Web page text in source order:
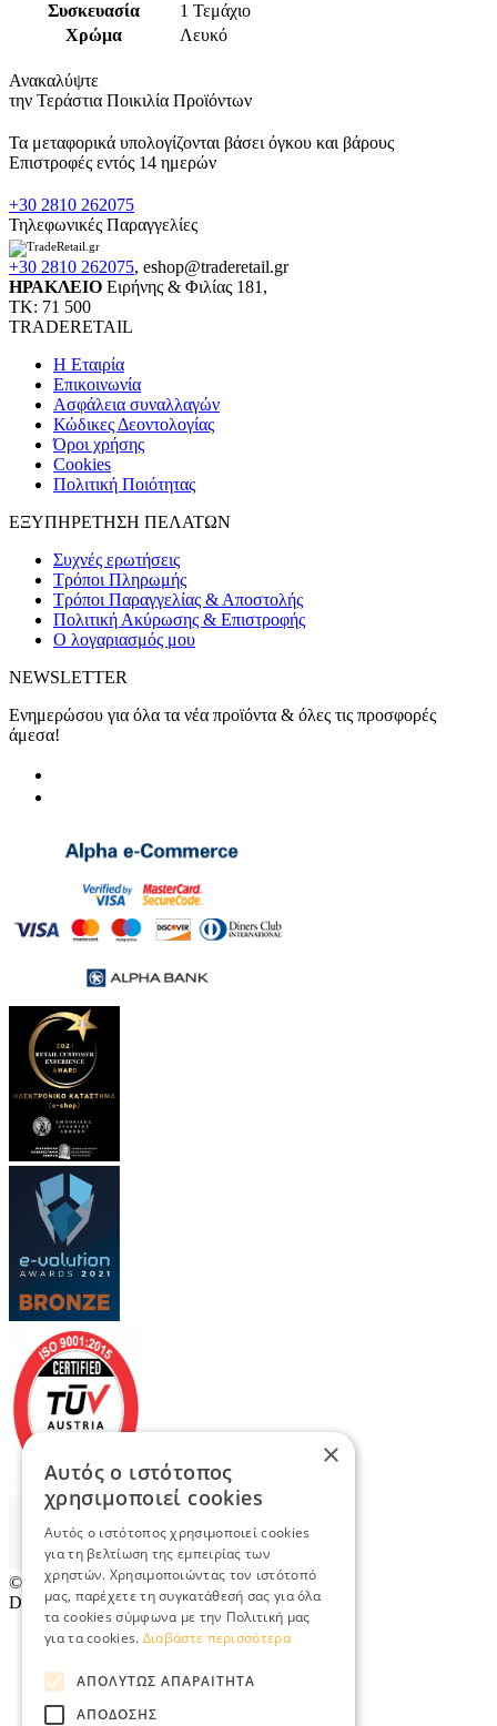
Συσκευασία
1 Τεμάχιο
Χρώμα
Λευκό
Ανακαλύψτε
την Τεράστια Ποικιλία Προϊόντων
Τα μεταφορικά υπολογίζονται βάσει όγκου και βάρους
Επιστροφές εντός 14 ημερών
+30 2810 262075
Τηλεφωνικές Παραγγελίες
+30 2810 262075, eshop@traderetail.gr
ΗΡΑΚΛΕΙΟ Ειρήνης & Φιλίας 181,
ΤΚ: 71 500
TRADERETAIL
H Εταιρία
Eπικοινωνία
Ασφάλεια συναλλαγών
Κώδικες Δεοντολογίας
Όροι χρήσης
Cookies
Πολιτική Ποιότητας
ΕΞΥΠΗΡΕΤΗΣΗ ΠΕΛΑΤΩΝ
Συχνές ερωτήσεις
Τρόποι Πληρωμής
Τρόποι Παραγγελίας & Αποστολής
Πολιτική Ακύρωσης & Επιστροφής
Ο λογαριασμός μου
NEWSLETTER
Ενημερώσου για όλα τα νέα προϊόντα & όλες τις προσφορές
άμεσα!
© 2026TradeRetail.gr- All rights reserved
Designed & developed byNETMECHANICS
×
Αυτός ο ιστότοπος
χρησιμοποιεί cookies
Αυτός ο ιστότοπος χρησιμοποιεί cookies
για τη βελτίωση της εμπειρίας των
χρηστών. Χρησιμοποιώντας τον ιστότοπό
μας, παρέχετε τη συγκατάθεσή σας για όλα
τα cookies σύμφωνα με την Πολιτική μας
για τα cookies. Διαβάστε περισσότερα
ΑΠΟΛΎΤΩΣ ΑΠΑΡΑΊΤΗΤΑ
ΑΠΌΔΟΣΗΣ